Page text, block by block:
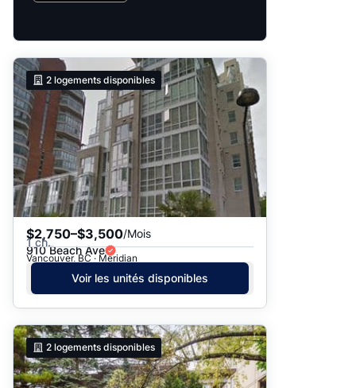
2 logements disponibles
$2,750–$3,500/Mois
1 ch.
910 Beach Ave
Vancouver, BC · Meridian
Voir les unités disponibles
2 logements disponibles